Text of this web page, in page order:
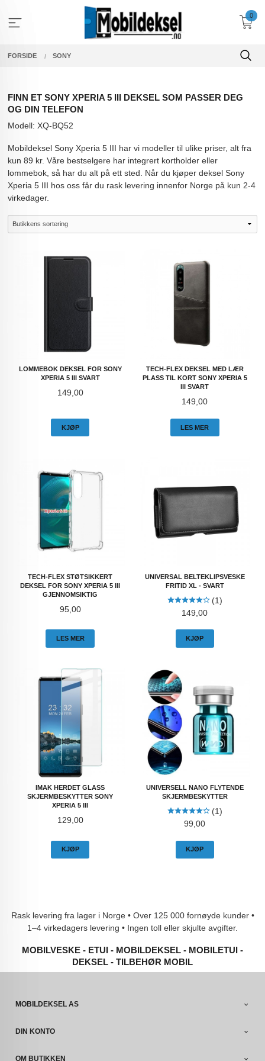
innholdet
0
FORSIDE SONY
FINN ET SONY XPERIA 5 III DEKSEL SOM PASSER DEG
OG DIN TELEFON
Modell: XQ-BQ52
Mobildeksel Sony Xperia 5 III har vi modeller til ulike priser, alt fra
kun 89 kr. Våre bestselgere har integrert kortholder eller
lommebok, så har du alt på ett sted. Når du kjøper deksel Sony
Xperia 5 III hos oss får du rask levering innenfor Norge på kun 2-4
virkedager.
LOMMEBOK DEKSEL FOR SONY
XPERIA 5 III SVART
Pris
149,00
KJØP
TECH-FLEX DEKSEL MED LÆR
PLASS TIL KORT SONY XPERIA 5
III SVART
Pris
149,00
LES MER
TECH-FLEX STØTSIKKERT
DEKSEL FOR SONY XPERIA 5 III
GJENNOMSIKTIG
Pris
95,00
LES MER
UNIVERSAL BELTEKLIPSVESKE
FRITID XL - SVART
(1)
Pris
149,00
KJØP
IMAK HERDET GLASS
SKJERMBESKYTTER SONY
XPERIA 5 III
Pris
129,00
KJØP
UNIVERSELL NANO FLYTENDE
SKJERMBESKYTTER
(1)
Pris
99,00
KJØP
Rask levering fra lager i Norge • Over 125 000 fornøyde kunder •
1–4 virkedagers levering • Ingen toll eller skjulte avgifter.
MOBILVESKE - ETUI - MOBILDEKSEL - MOBILETUI -
DEKSEL - TILBEHØR MOBIL
MOBILDEKSEL AS
DIN KONTO
OM BUTIKKEN